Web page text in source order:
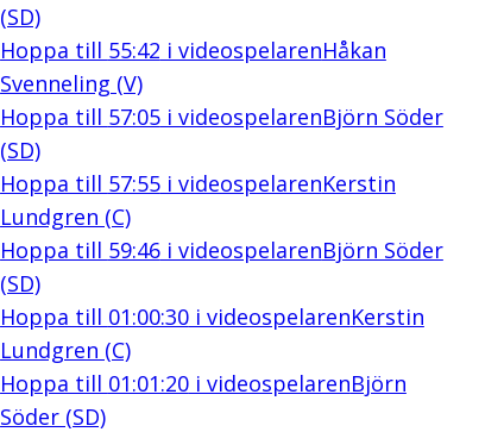
(SD)
Hoppa till 55:42 i videospelarenHåkan
Svenneling (V)
Hoppa till 57:05i videospelarenBjörn Söder
(SD)
Hoppa till 57:55i videospelarenKerstin
Lundgren (C)
Hoppa till 59:46i videospelarenBjörn Söder
(SD)
Hoppa till 01:00:30i videospelarenKerstin
Lundgren (C)
Hoppa till 01:01:20i videospelarenBjörn
Söder (SD)